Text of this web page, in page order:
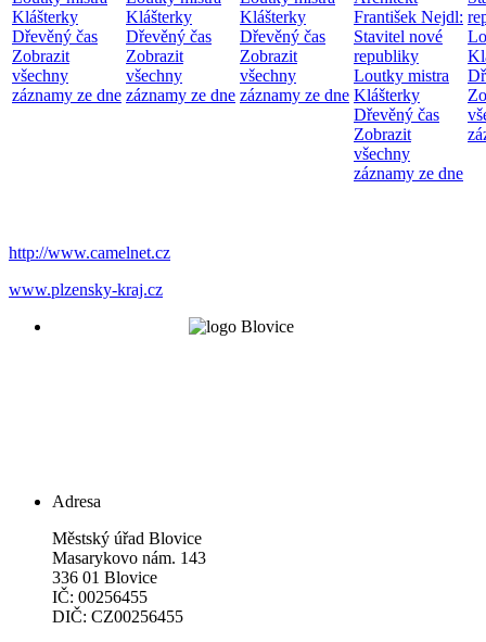
Klášterky
Dřevěný čas
Zobrazit
všechny
záznamy ze dne
Klášterky
Dřevěný čas
Zobrazit
všechny
záznamy ze dne
Klášterky
Dřevěný čas
Zobrazit
všechny
záznamy ze dne
František Nejdl:
Stavitel nové
republiky
Loutky mistra
Klášterky
Dřevěný čas
Zobrazit
všechny
záznamy ze dne
http://www.camelnet.cz
www.plzensky-kraj.cz
Adresa
Městský úřad Blovice
Masarykovo nám. 143
336 01 Blovice
IČ: 00256455
DIČ: CZ00256455